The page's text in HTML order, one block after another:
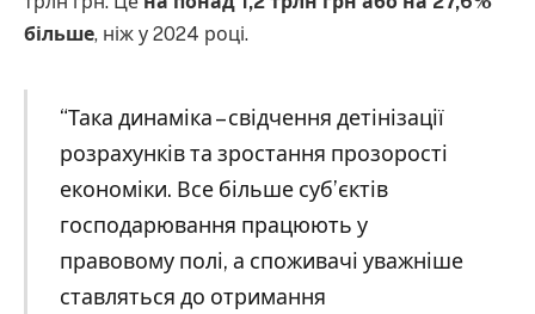
більше, ніж у 2024 році.
“Така динаміка – свідчення детінізації
розрахунків та зростання прозорості
економіки. Все більше суб’єктів
господарювання працюють у
правовому полі, а споживачі уважніше
ставляться до отримання